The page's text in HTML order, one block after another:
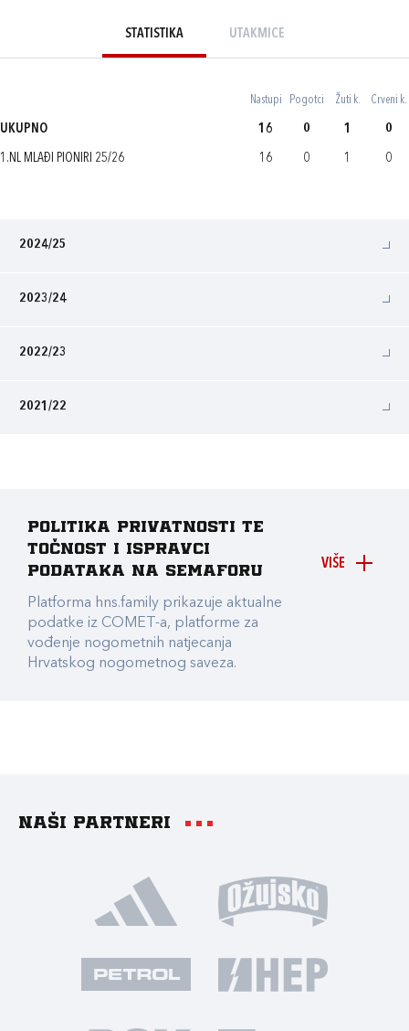
STATISTIKA UTAKMICE
Nastupi Pogotci Žuti k. Crveni k.
UKUPNO 16 0 1 0
1.NL MLAĐI PIONIRI 25/26 16 0 1 0
2024/25
2023/24
2022/23
2021/22
VIŠE
Politika privatnosti te
točnost i ispravci
podataka na Semaforu
Platforma hns.family prikazuje aktualne
podatke iz COMET-a, platforme za
vođenje nogometnih natjecanja
Hrvatskog nogometnog saveza.
Naši partneri